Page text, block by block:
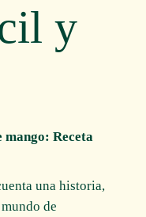
y
mango: Receta
una historia,
de